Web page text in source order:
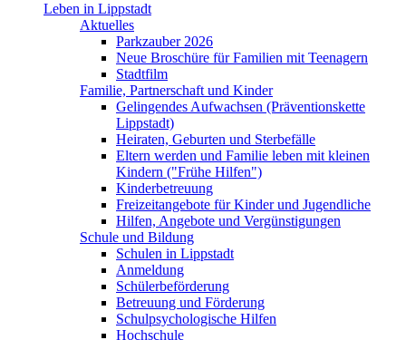
Leben in Lippstadt
Aktuelles
Parkzauber 2026
Neue Broschüre für Familien mit Teenagern
Stadtfilm
Familie, Partnerschaft und Kinder
Gelingendes Aufwachsen (Präventionskette
Lippstadt)
Heiraten, Geburten und Sterbefälle
Eltern werden und Familie leben mit kleinen
Kindern ("Frühe Hilfen")
Kinderbetreuung
Freizeitangebote für Kinder und Jugendliche
Hilfen, Angebote und Vergünstigungen
Schule und Bildung
Schulen in Lippstadt
Anmeldung
Schülerbeförderung
Betreuung und Förderung
Schulpsychologische Hilfen
Hochschule